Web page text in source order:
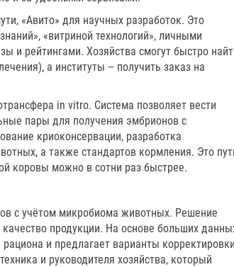
«Авито» для научных разработок. Это
«витриной технологий», личными
и рейтингами. Хозяйства смогут быстро
а институты – получить заказ на
in vitro. Система позволяет вести
пары для получения эмбрионов с
криоконсервации, разработка
а также стандартов кормления. Это
коровы можно в сотни раз быстрее.
с учётом микробиома животных. Решение
продукции. На основе больших
и предлагает варианты
и руководителя хозяйства, который